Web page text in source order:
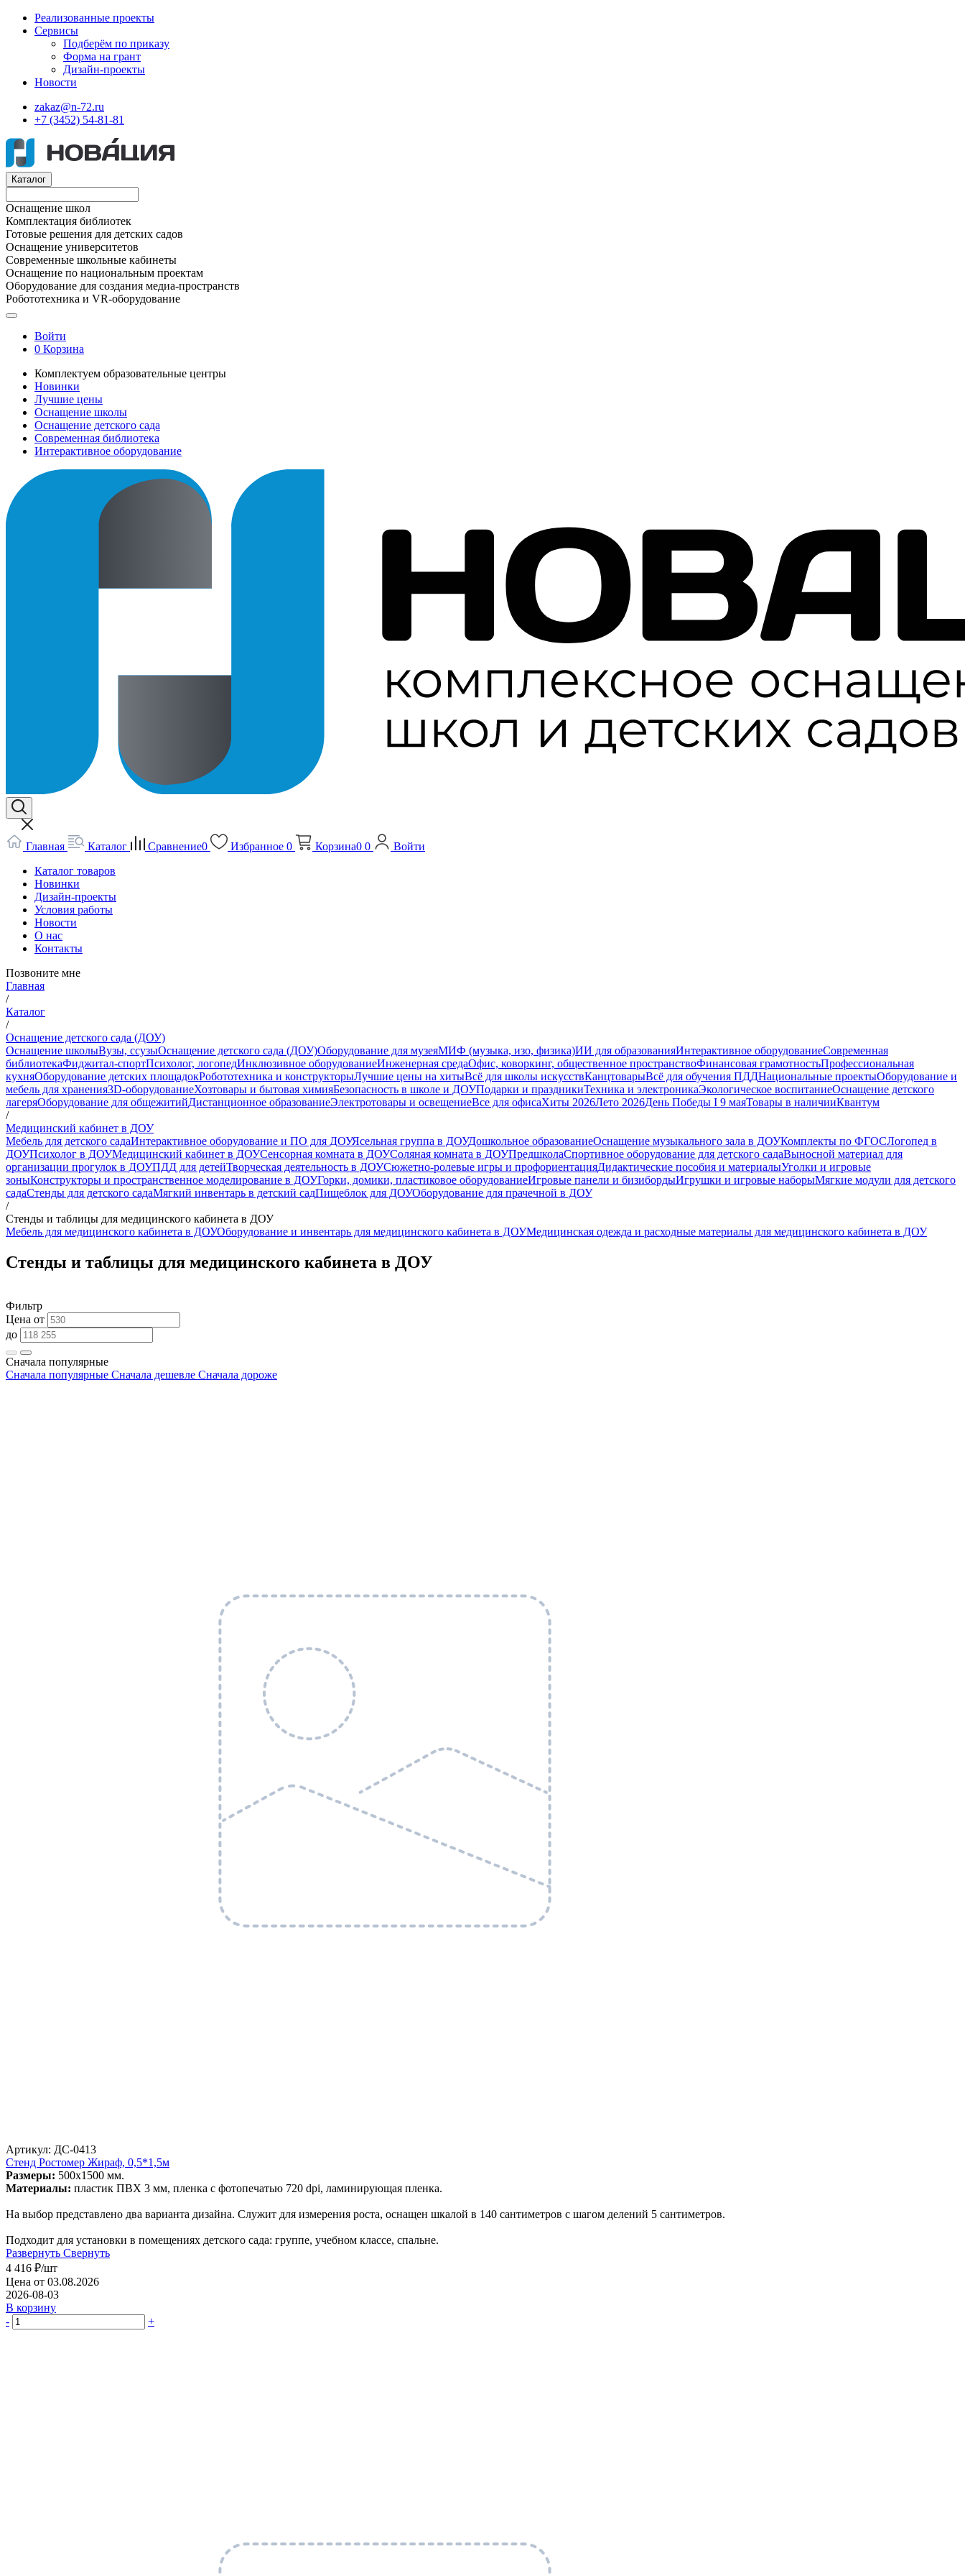
Реализованные проекты
Сервисы
Подберём по приказу
Форма на грант
Дизайн-проекты
Новости
zakaz@n-72.ru
+7 (3452) 54-81-81
Каталог
Оснащение школ
Комплектация библиотек
Готовые решения для детских садов
Оснащение университетов
Современные школьные кабинеты
Оснащение по национальным проектам
Оборудование для создания медиа-пространств
Робототехника и VR-оборудование
Войти
0 Корзина
Комплектуем образовательные центры
Новинки
Лучшие цены
Оснащение школы
Оснащение детского сада
Современная библиотека
Интерактивное оборудование
Главная Каталог Сравнение0 Избранное 0 Корзина0 0
Войти
Каталог товаров
Новинки
Дизайн-проекты
Условия работы
Новости
О нас
Контакты
Позвоните мне
Главная
/
Каталог
/
Оснащение детского сада (ДОУ)
Оснащение школыВузы, ссузыОснащение детского сада (ДОУ)Оборудование для музеяМИФ (музыка, изо, физика)ИИ для образованияИнтерактивное оборудованиеСовременная
библиотекаФиджитал-спортПсихолог, логопедИнклюзивное оборудованиеИнженерная средаОфис, коворкинг, общественное пространствоФинансовая грамотностьПрофессиональная
кухняОборудование детских площадокРобототехника и конструкторыЛучшие цены на хитыВсё для школы искусствКанцтоварыВсё для обучения ПДДНациональные проектыОборудование и
мебель для хранения3D-оборудованиеХозтовары и бытовая химияБезопасность в школе и ДОУПодарки и праздникиТехника и электроникаЭкологическое воспитаниеОснащение детского
лагеряОборудование для общежитийДистанционное образованиеЭлектротовары и освещениеВсе для офисаХиты 2026Лето 2026День Победы I 9 маяТовары в наличииКвантум
/
Медицинский кабинет в ДОУ
Мебель для детского садаИнтерактивное оборудование и ПО для ДОУЯсельная группа в ДОУДошкольное образованиеОснащение музыкального зала в ДОУКомплекты по ФГОСЛогопед в
ДОУПсихолог в ДОУМедицинский кабинет в ДОУСенсорная комната в ДОУСоляная комната в ДОУПредшколаСпортивное оборудование для детского садаВыносной материал для
организации прогулок в ДОУПДД для детейТворческая деятельность в ДОУСюжетно-ролевые игры и профориентацияДидактические пособия и материалыУголки и игровые
зоныКонструкторы и пространственное моделирование в ДОУГорки, домики, пластиковое оборудованиеИгровые панели и бизибордыИгрушки и игровые наборыМягкие модули для детского
садаСтенды для детского садаМягкий инвентарь в детский садПищеблок для ДОУОборудование для прачечной в ДОУ
/
Стенды и таблицы для медицинского кабинета в ДОУ
Мебель для медицинского кабинета в ДОУОборудование и инвентарь для медицинского кабинета в ДОУМедицинская одежда и расходные материалы для медицинского кабинета в ДОУ
Стенды и таблицы для медицинского кабинета в ДОУ
Фильтр
Цена от
до
Сначала популярные
Сначала популярные Сначала дешевле Сначала дороже
Артикул: ДС-0413
Стенд Ростомер Жираф, 0,5*1,5м
Размеры: 500х1500 мм.
Материалы: пластик ПВХ 3 мм, пленка с фотопечатью 720 dpi, ламинирующая пленка.
На выбор представлено два варианта дизайна. Служит для измерения роста, оснащен шкалой в 140 сантиметров с шагом делений 5 сантиметров.
Подходит для установки в помещениях детского сада: группе, учебном классе, спальне.
Развернуть Свернуть
4 416 ₽/шт
Цена от 03.08.2026
2026-08-03
В корзину
-
+